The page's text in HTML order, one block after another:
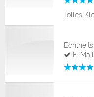
Tolles
E-Mail